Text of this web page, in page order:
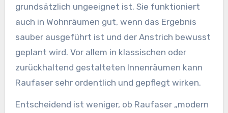
grundsätzlich ungeeignet ist. Sie funktioniert
auch in Wohnräumen gut, wenn das Ergebnis
sauber ausgeführt ist und der Anstrich bewusst
geplant wird. Vor allem in klassischen oder
zurückhaltend gestalteten Innenräumen kann
Raufaser sehr ordentlich und gepflegt wirken.
Entscheidend ist weniger, ob Raufaser „modern